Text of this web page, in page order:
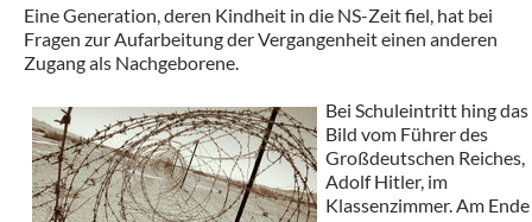
Eine Generation, deren Kindheit in die NS-Zeit fiel, hat bei
Fragen zur Aufarbeitung der Vergangenheit einen anderen
Zugang als Nachgeborene.
Bei Schuleintritt hing das
Bild vom Führer des
Großdeutschen Reiches,
Adolf Hitler, im
Klassenzimmer. Am Ende